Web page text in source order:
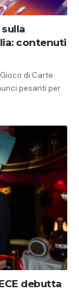
contenuti
Gioco di Carte
pesanti per
debutta